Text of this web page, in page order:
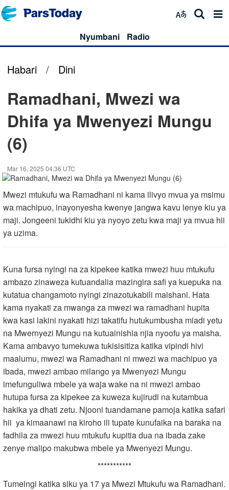
Nyumbani Radio
Habari / Dini
Ramadhani, Mwezi wa
Dhifa ya Mwenyezi Mungu
(6)
Mar 16, 2025 04:36 UTC
Mwezi mtukufu wa Ramadhani ni kama ilivyo mvua ya msimu
wa machipuo, inayonyesha kwenye jangwa kavu lenye kiu ya
maji. Jongeeni tukidhi kiu ya nyoyo zetu kwa maji ya mvua hii
ya uzima.
Kuna fursa nyingi na za kipekee katika mwezi huu mtukufu
ambazo zinaweza kutuandalia mazingira safi ya kuepuka na
kutatua changamoto nyingi zinazotukabili maishani. Hata
kama nyakati za mwanga za mwezi wa ramadhani hupita
kwa kasi lakini nyakati hizi takatifu hutukumbusha miadi yetu
na Mwernyezi Mungu na kutuainishia njia nyoofu ya maisha.
Kama ambavyo tumekuwa tukisisitiza katika vipindi hivi
maalumu, mwezi wa Ramadhani ni mwezi wa machipuo ya
ibada, mwezi ambao milango ya Mwenyezi Mungu
imefunguliwa mbele ya waja wake na ni mwezi ambao
hutupa fursa za kipekee za kuweza kujirudi na kutambua
hakika ya dhati zetu. Njooni tuandamane pamoja katika safari
hii ya kimaanawi na kiroho ili tupate kunufaika na baraka na
fadhila za mwezi huu mtukufu kupitia dua na ibada zake
zenye malipo makubwa mbele ya Mwenyezi Mungu.
***********
Tumeingi katika siku ya 17 ya Mwezi Mtukufu wa Ramadhani.